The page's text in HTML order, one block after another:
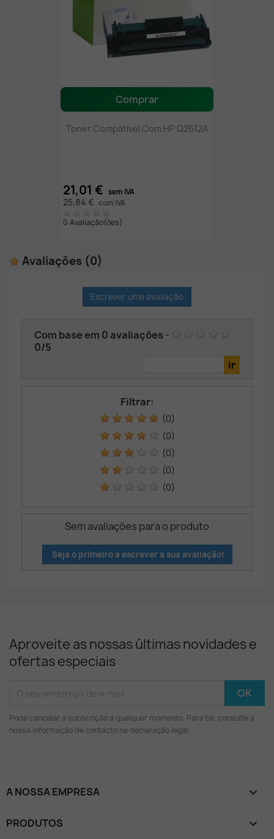
Comprar
Toner Compatível Com HP Q2612A
21,01 € sem IVA
25,84 € com IVA
0 Avaliação(ões)
Avaliações (0)
Escrever uma avaliação
Com base em 0 avaliações -
0/5
Filtrar:
(0)
(0)
(0)
(0)
(0)
Sem avaliações para o produto
Seja o primeiro a escrever a sua avaliação!
Aproveite as nossas últimas novidades e
ofertas especiais
Pode cancelar a subscrição a qualquer momento. Para tal, consulte a
nossa informação de contacto na declaração legal.
A NOSSA EMPRESA 
PRODUTOS 